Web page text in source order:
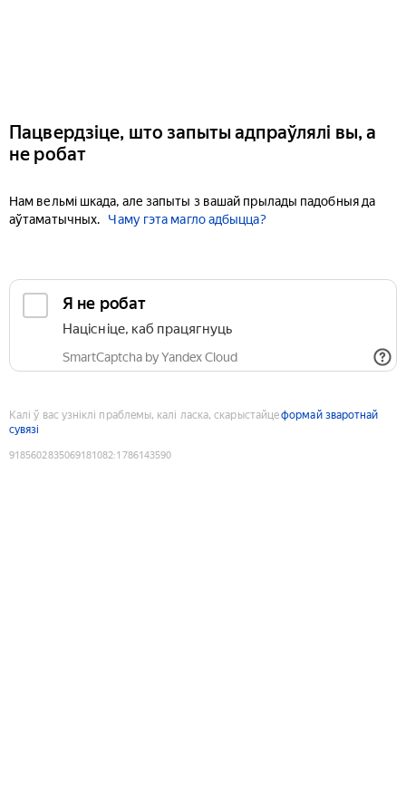
Пацвердзіце, што запыты адпраўлялі вы, а
не робат
Нам вельмі шкада, але запыты з вашай прылады падобныя да
аўтаматычных.
Чаму гэта магло адбыцца?
Я не робат
Націсніце, каб працягнуць
SmartCaptcha by Yandex Cloud
Калі ў вас узніклі праблемы, калі ласка, скарыстайцеформай зваротнай
сувязі
9185602835069181082:1786143590